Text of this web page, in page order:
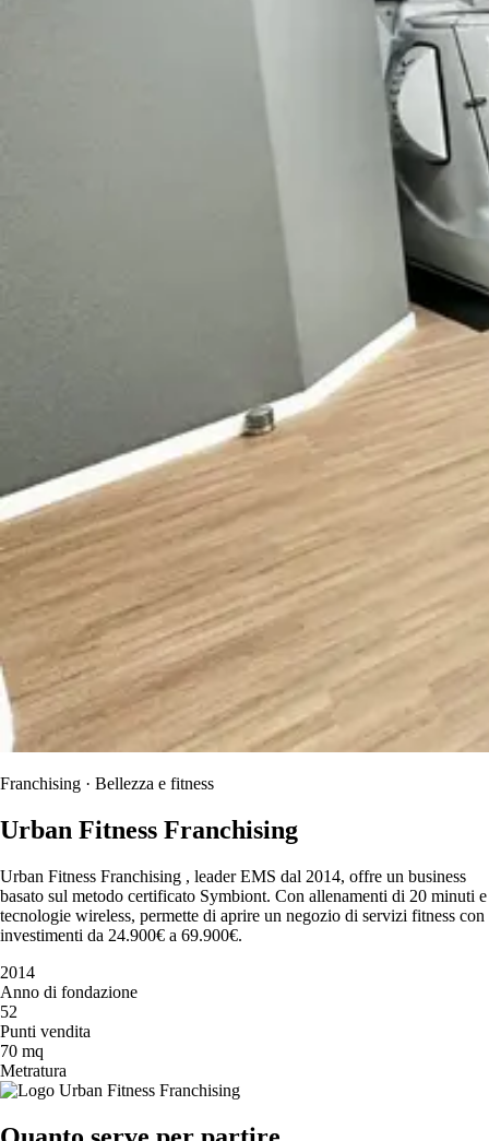
Franchising · Bellezza e fitness
Urban Fitness Franchising
Urban Fitness Franchising , leader EMS dal 2014, offre un business
basato sul metodo certificato Symbiont. Con allenamenti di 20 minuti e
tecnologie wireless, permette di aprire un negozio di servizi fitness con
investimenti da 24.900€ a 69.900€.
2014
Anno di fondazione
52
Punti vendita
70 mq
Metratura